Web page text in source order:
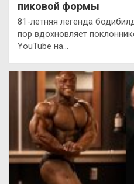
пиковой формы
81-летняя легенда
пор вдохновляет
YouTube на…